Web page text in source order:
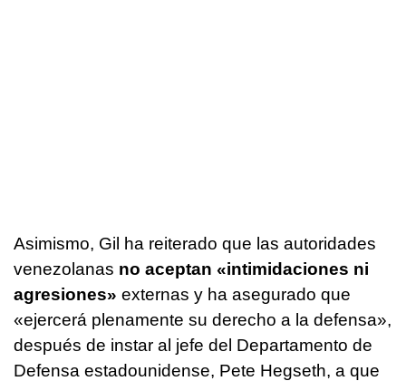
Asimismo, Gil ha reiterado que las autoridades
venezolanas no aceptan «intimidaciones ni
agresiones» externas y ha asegurado que
«ejercerá plenamente su derecho a la defensa»,
después de instar al jefe del Departamento de
Defensa estadounidense, Pete Hegseth, a que